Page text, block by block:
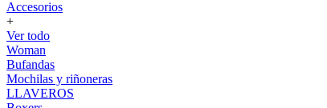
Accesorios
+
Ver todo
Woman
Bufandas
Mochilas y riñoneras
LLAVEROS